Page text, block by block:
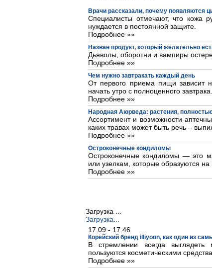
Врачи рассказали, почему появляются
Специалисты отмечают, что кожа
нуждается в постоянной защите.
Подробнее »»
Назван продукт, который желательно
Дьяволы, оборотни и вампиры
Подробнее »»
Чем нужно завтракать каждый день
От первого приема пищи зависит
начать утро с полноценного завтрака.
Подробнее »»
Народная Аюрведа: растения,
Ассортимент и возможности
каких травах может быть речь –
Подробнее »»
Остроконечные кондиломы
Остроконечные кондиломы — это
или узелкам, которые образуются на
Подробнее »»
Загрузка ...
Загрузка...
17.09 - 17:46
Корейский бренд illiyoon, как один из
В стремлении всегда
пользуются косметическими
Подробнее »»